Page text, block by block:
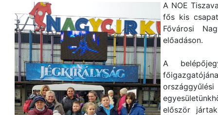
A NOE
fős kis
Fővárosi
előadáson.
A
először